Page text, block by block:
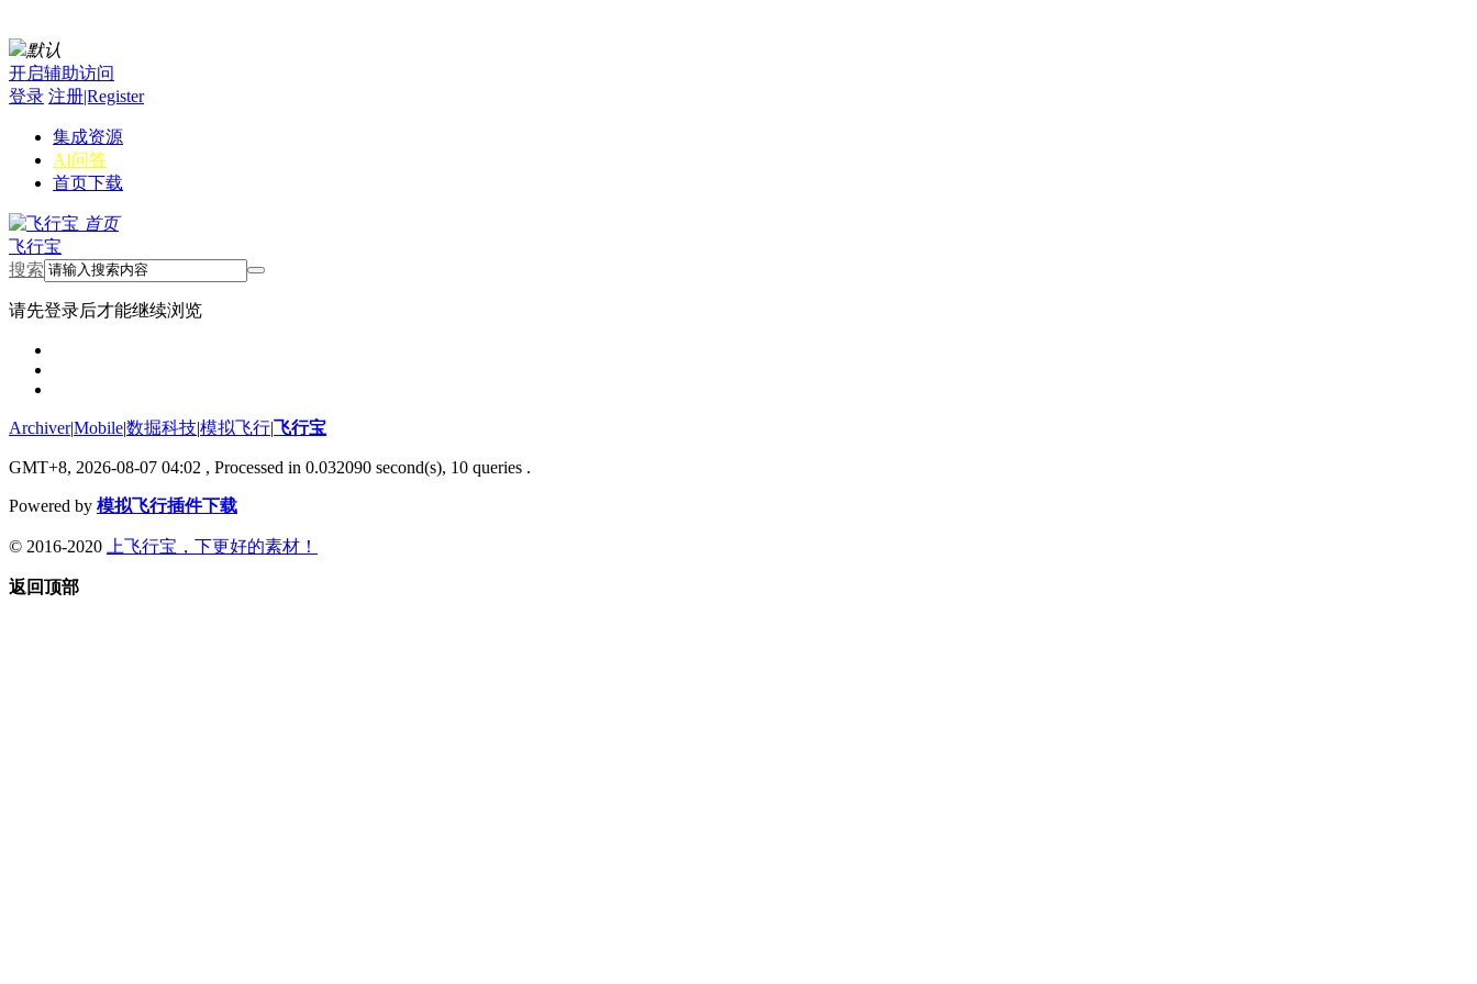
默认
开启辅助访问
登录 注册|Register
集成资源
AI问答
首页下载
首页
飞行宝
搜索
请先登录后才能继续浏览
Archiver|Mobile|数掘科技|模拟飞行|飞行宝
GMT+8, 2026-08-07 04:02 , Processed in 0.032090 second(s), 10 queries .
Powered by 模拟飞行插件下载
© 2016-2020 上飞行宝，下更好的素材！
返回顶部